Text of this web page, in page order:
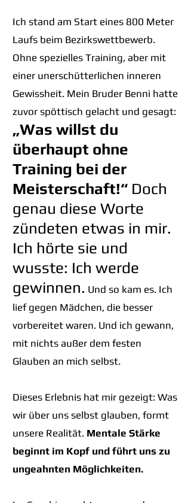
Ich stand am Start eines 800 Meter
Laufs beim Bezirkswettbewerb.
Ohne spezielles Training, aber mit
einer unerschütterlichen inneren
Gewissheit. Mein Bruder Benni hatte
zuvor spöttisch gelacht und gesagt:
„Was willst du
überhaupt ohne
Training bei der
Meisterschaft!“ Doch
genau diese Worte
zündeten etwas in mir.
Ich hörte sie und
wusste: Ich werde
gewinnen. Und so kam es. Ich
lief gegen Mädchen, die besser
vorbereitet waren. Und ich gewann,
mit nichts außer dem festen
Glauben an mich selbst.
Dieses Erlebnis hat mir gezeigt: Was
wir über uns selbst glauben, formt
unsere Realität. Mentale Stärke
beginnt im Kopf und führt uns zu
ungeahnten Möglichkeiten.